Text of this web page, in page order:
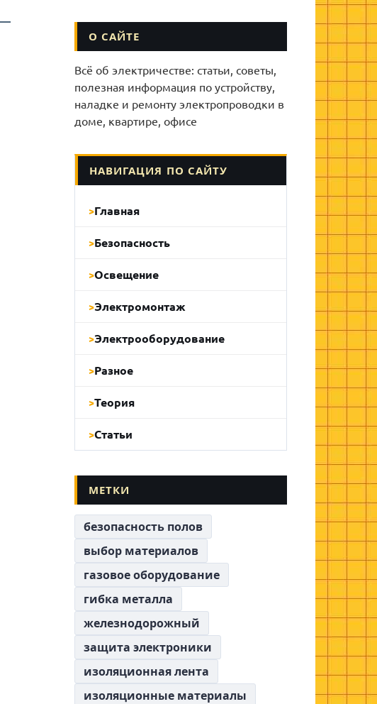
О САЙТЕ
Всё об электричестве: статьи, советы,
полезная информация по устройству,
наладке и ремонту электропроводки в
доме, квартире, офисе
НАВИГАЦИЯ ПО САЙТУ
Главная
Безопасность
Освещение
Электромонтаж
Электрооборудование
Разное
Теория
Статьи
МЕТКИ
безопасность полов
выбор материалов
газовое оборудование
гибка металла
железнодорожный
защита электроники
изоляционная лента
изоляционные материалы